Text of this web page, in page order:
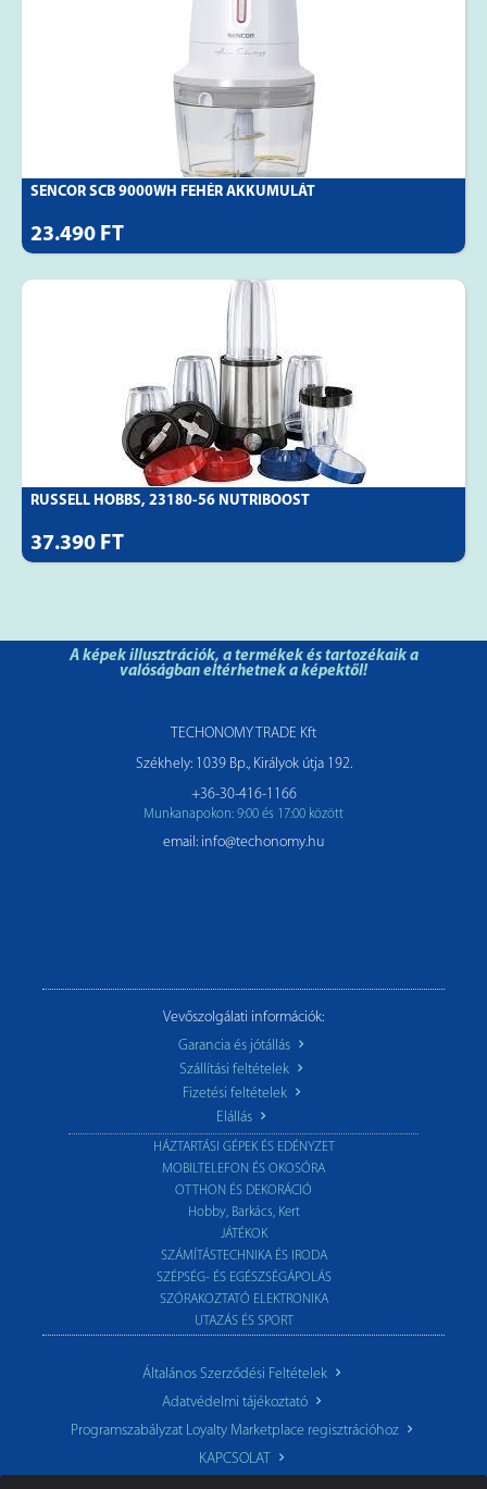
SENCOR SCB 9000WH FEHÉR AKKUMULÁT
23.490 FT
RUSSELL HOBBS, 23180-56 NUTRIBOOST
37.390 FT
A képek illusztrációk, a termékek és tartozékaik a
valóságban eltérhetnek a képektől!
TECHONOMY TRADE Kft
Székhely: 1039 Bp., Királyok útja 192.
+36-30-416-1166
Munkanapokon: 9:00 és 17:00 között
email: info@techonomy.hu
Vevőszolgálati információk:
Garancia és jótállás
Szállítási feltételek
Fizetési feltételek
Elállás
HÁZTARTÁSI GÉPEK ÉS EDÉNYZET
MOBILTELEFON ÉS OKOSÓRA
OTTHON ÉS DEKORÁCIÓ
Hobby, Barkács, Kert
JÁTÉKOK
SZÁMÍTÁSTECHNIKA ÉS IRODA
SZÉPSÉG- ÉS EGÉSZSÉGÁPOLÁS
SZÓRAKOZTATÓ ELEKTRONIKA
UTAZÁS ÉS SPORT
Általános Szerződési Feltételek
Adatvédelmi tájékoztató
Programszabályzat Loyalty Marketplace regisztrációhoz
KAPCSOLAT